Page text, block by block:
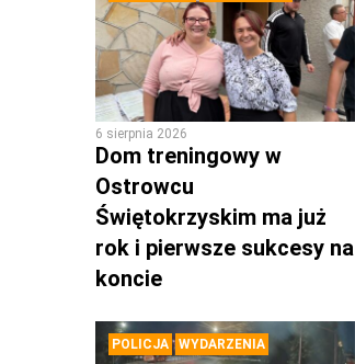
6 sierpnia 2026
Dom treningowy w
Ostrowcu
Świętokrzyskim ma już
rok i pierwsze sukcesy na
koncie
POLICJA WYDARZENIA